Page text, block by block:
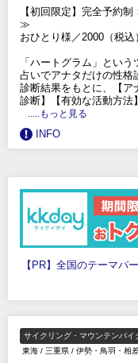
【初回限定】完全予約
≫
おひとり様／2000（税込
「ハートグラム」とい
占いでアナタだけの性格
診断結果をもとに、【ア
診断】【有効な活動方法
.....もっと見る
INFO
【PR】全国のテーマパ
サイクリング・マウンテンバイ
東海 / 三重県 / 伊勢・鳥羽・相